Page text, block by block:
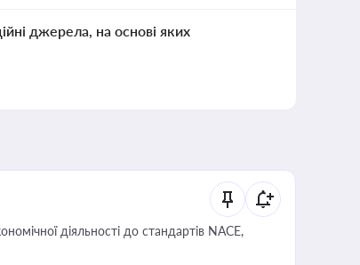
джерела, на основі яких
діяльності до стандартів NACE,